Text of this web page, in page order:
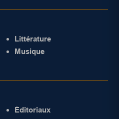
Littérature
Musique
Éditoriaux